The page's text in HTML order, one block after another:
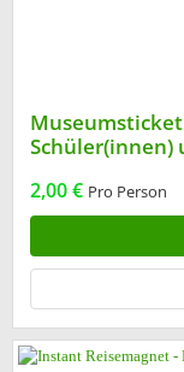
Schüler(innen)
2,00 € Pro Person